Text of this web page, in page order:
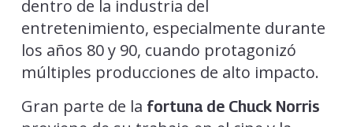
dentro de la industria del
entretenimiento, especialmente durante
los años 80 y 90, cuando protagonizó
múltiples producciones de alto impacto.
Gran parte de la fortuna de Chuck Norris